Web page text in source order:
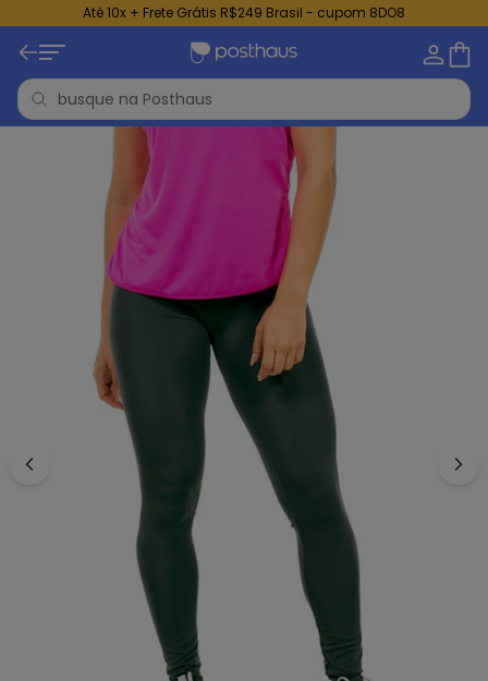
Até 10x + Frete Grátis R$249 Brasil - cupom 8DO8